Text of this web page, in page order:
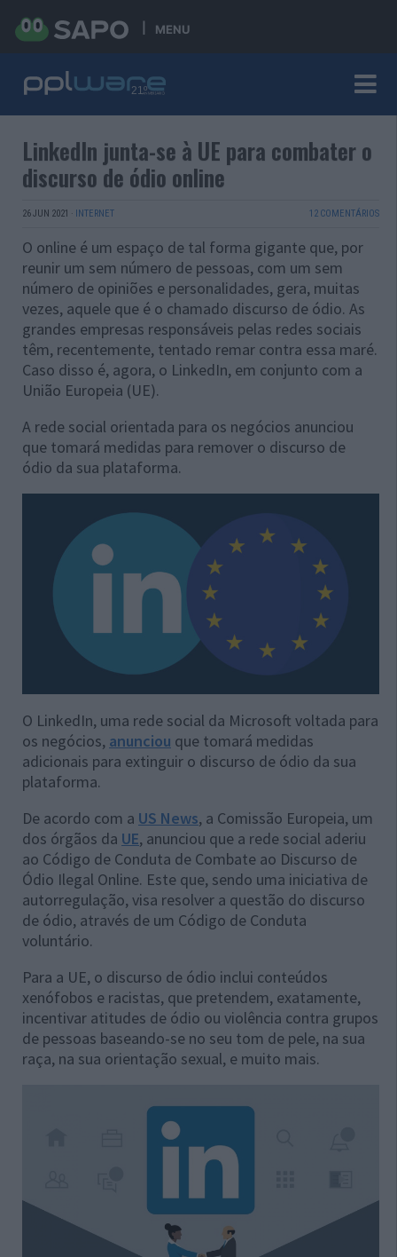
MENU
LinkedIn junta-se à UE para combater o
discurso de ódio online
26 JUN 2021 · INTERNET 12 COMENTÁRIOS
O online é um espaço de tal forma gigante que, por
reunir um sem número de pessoas, com um sem
número de opiniões e personalidades, gera, muitas
vezes, aquele que é o chamado discurso de ódio. As
grandes empresas responsáveis pelas redes sociais
têm, recentemente, tentado remar contra essa maré.
Caso disso é, agora, o LinkedIn, em conjunto com a
União Europeia (UE).
A rede social orientada para os negócios anunciou
que tomará medidas para remover o discurso de
ódio da sua plataforma.
O LinkedIn, uma rede social da Microsoft voltada para
os negócios, anunciou que tomará medidas
adicionais para extinguir o discurso de ódio da sua
plataforma.
De acordo com a US News, a Comissão Europeia, um
dos órgãos da UE, anunciou que a rede social aderiu
ao Código de Conduta de Combate ao Discurso de
Ódio Ilegal Online. Este que, sendo uma iniciativa de
autorregulação, visa resolver a questão do discurso
de ódio, através de um Código de Conduta
voluntário.
Para a UE, o discurso de ódio inclui conteúdos
xenófobos e racistas, que pretendem, exatamente,
incentivar atitudes de ódio ou violência contra grupos
de pessoas baseando-se no seu tom de pele, na sua
raça, na sua orientação sexual, e muito mais.